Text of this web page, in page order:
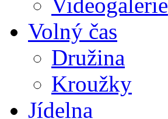
Videogalerie
Volný čas
Družina
Kroužky
Jídelna